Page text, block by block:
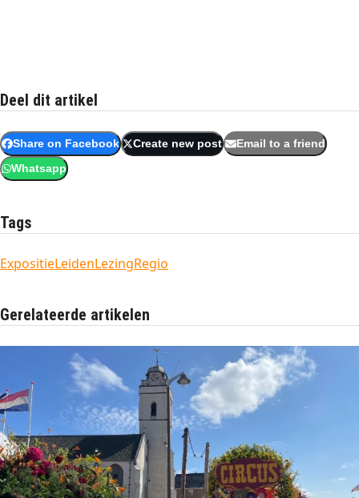
Deel dit artikel
Share on Facebook Create new post Email to a friend
Whatsapp
Tags
ExpositieLeidenLezingRegio
Gerelateerde artikelen